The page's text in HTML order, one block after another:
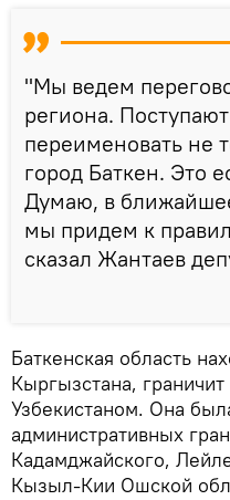
"Мы ведем
региона.
переименовать не
город Баткен. Это
Думаю, в
мы придем к
сказал Жантаев
Баткенская область
Кыргызстана,
Узбекистаном. Она
административных
Кадамджайского,
Кызыл-Кии Ошской